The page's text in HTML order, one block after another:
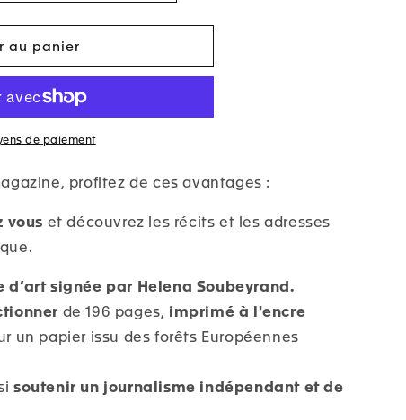
au panier
de paiement
profitez de ces avantages :
vous et découvrez les récits et les adresses
d’art signée par Helena Soubeyrand.
de 196 pages, imprimé à l'encre
un papier issu des forêts Européennes
soutenir un journalisme indépendant et de